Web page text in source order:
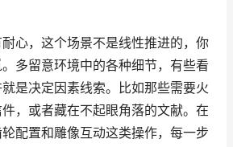
心，这个场景不是线性推进的，你
多留意环境中的各种细节，有些看
是决定因素线索。比如那些需要火
，或者藏在不起眼角落的文献。在
配置和雕像互动这类操作，每一步